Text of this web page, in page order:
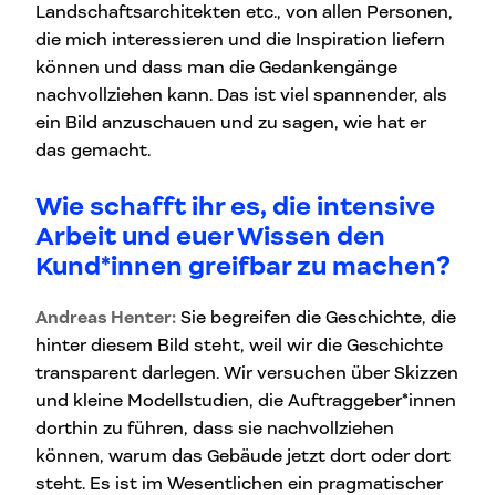
Landschaftsarchitekten etc., von allen Personen,
die mich interessieren und die Inspiration liefern
können und dass man die Gedankengänge
nachvollziehen kann. Das ist viel spannender, als
ein Bild anzuschauen und zu sagen, wie hat er
das gemacht.
Wie schafft ihr es, die intensive
Arbeit und euer Wissen den
Kund*innen greifbar zu machen?
Andreas Henter: Sie begreifen die Geschichte, die
hinter diesem Bild steht, weil wir die Geschichte
transparent darlegen. Wir versuchen über Skizzen
und kleine Modellstudien, die Auftraggeber*innen
dorthin zu führen, dass sie nachvollziehen
können, warum das Gebäude jetzt dort oder dort
steht. Es ist im Wesentlichen ein pragmatischer